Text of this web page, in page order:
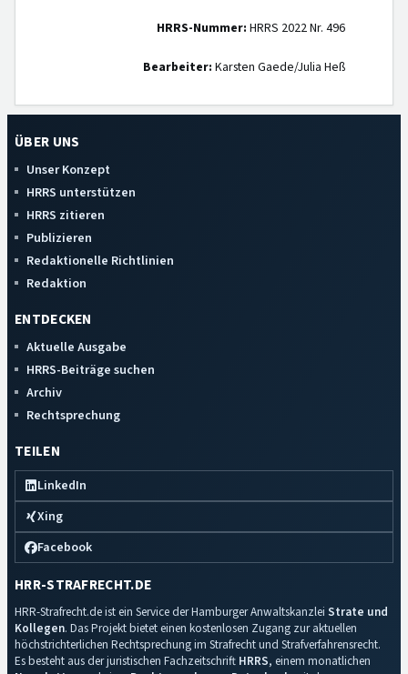
HRRS-Nummer: HRRS 2022 Nr. 496
Bearbeiter: Karsten Gaede/Julia Heß
ÜBER UNS
Unser Konzept
HRRS unterstützen
HRRS zitieren
Publizieren
Redaktionelle Richtlinien
Redaktion
ENTDECKEN
Aktuelle Ausgabe
HRRS-Beiträge suchen
Archiv
Rechtsprechung
TEILEN
LinkedIn
Xing
Facebook
HRR-STRAFRECHT.DE
HRR-Strafrecht.de ist ein Service der Hamburger Anwaltskanzlei Strate und
Kollegen. Das Projekt bietet einen kostenlosen Zugang zur aktuellen
höchstrichterlichen Rechtsprechung im Strafrecht und Strafverfahrensrecht.
Es besteht aus der juristischen Fachzeitschrift HRRS, einem monatlichen